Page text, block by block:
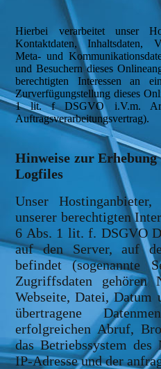
Hierbei verarbeitet unser
Kontaktdaten, Inhaltsdaten,
Meta- und
und Besuchern dieses
berechtigten Interessen an
Zurverfügungstellung dieses
1 lit. f DSGVO i.V.m.
Auftragsverarbeitungsvertrag).
Hinweise zur
Logfiles
Unser
unserer berechtigten
6 Abs. 1 lit. f. DSGVO
auf den Server, auf
befindet (sogenannte
Zugriffsdaten gehören
Webseite, Datei, Datum
übertragene
erfolgreichen Abruf,
das Betriebssystem
IP-Adresse und der